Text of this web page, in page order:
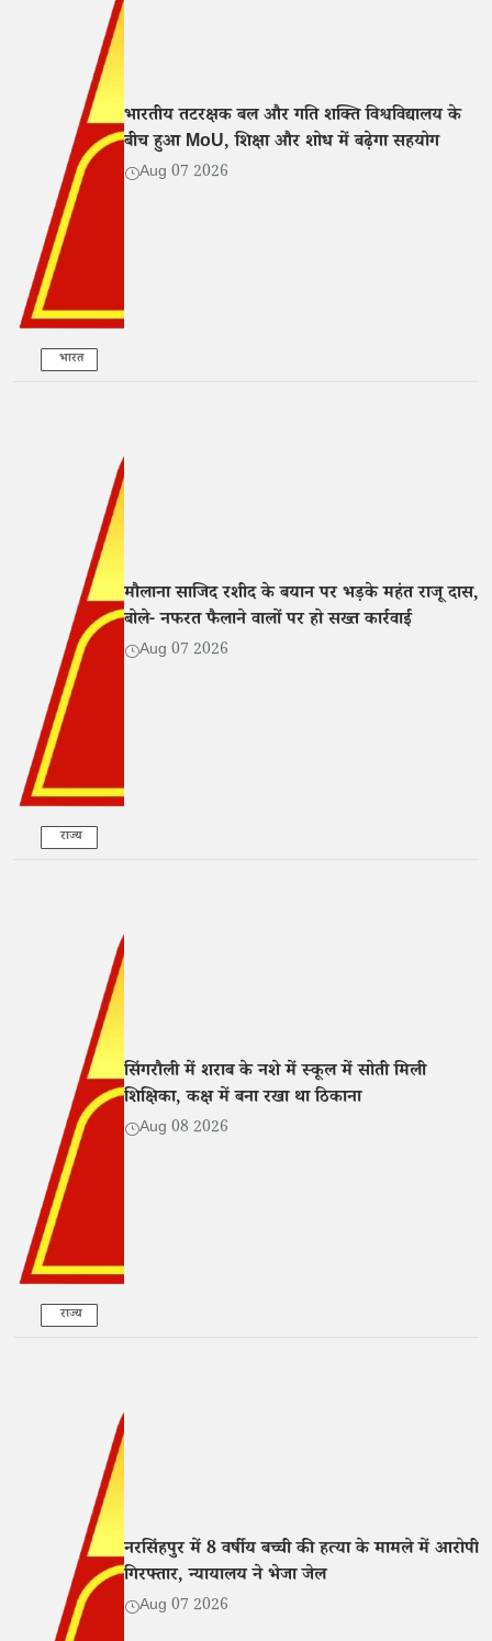
भारत
भारतीय तटरक्षक बल और गति शक्ति विश्वविद्यालय के
बीच हुआ MoU, शिक्षा और शोध में बढ़ेगा सहयोग
Aug 07 2026
राज्य
मौलाना साजिद रशीद के बयान पर भड़के महंत राजू दास,
बोले- नफरत फैलाने वालों पर हो सख्त कार्रवाई
Aug 07 2026
राज्य
सिंगरौली में शराब के नशे में स्कूल में सोती मिली
शिक्षिका, कक्ष में बना रखा था ठिकाना
Aug 08 2026
नरसिंहपुर में 8 वर्षीय बच्ची की हत्या के मामले में आरोपी
गिरफ्तार, न्यायालय ने भेजा जेल
Aug 07 2026